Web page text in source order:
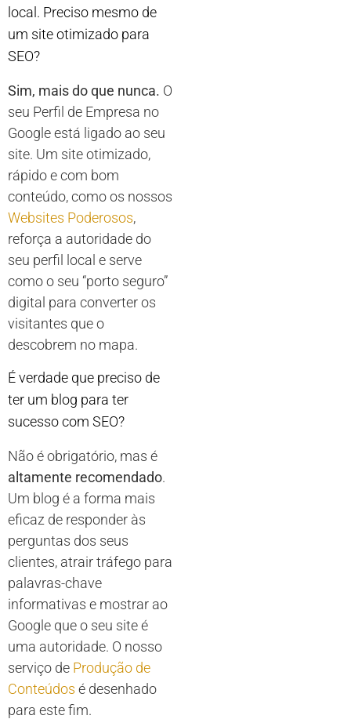
local. Preciso mesmo de
um site otimizado para
SEO?
Sim, mais do que nunca. O
seu Perfil de Empresa no
Google está ligado ao seu
site. Um site otimizado,
rápido e com bom
conteúdo, como os nossos
Websites Poderosos,
reforça a autoridade do
seu perfil local e serve
como o seu “porto seguro”
digital para converter os
visitantes que o
descobrem no mapa.
É verdade que preciso de
ter um blog para ter
sucesso com SEO?
Não é obrigatório, mas é
altamente recomendado.
Um blog é a forma mais
eficaz de responder às
perguntas dos seus
clientes, atrair tráfego para
palavras-chave
informativas e mostrar ao
Google que o seu site é
uma autoridade. O nosso
serviço de Produção de
Conteúdos é desenhado
para este fim.